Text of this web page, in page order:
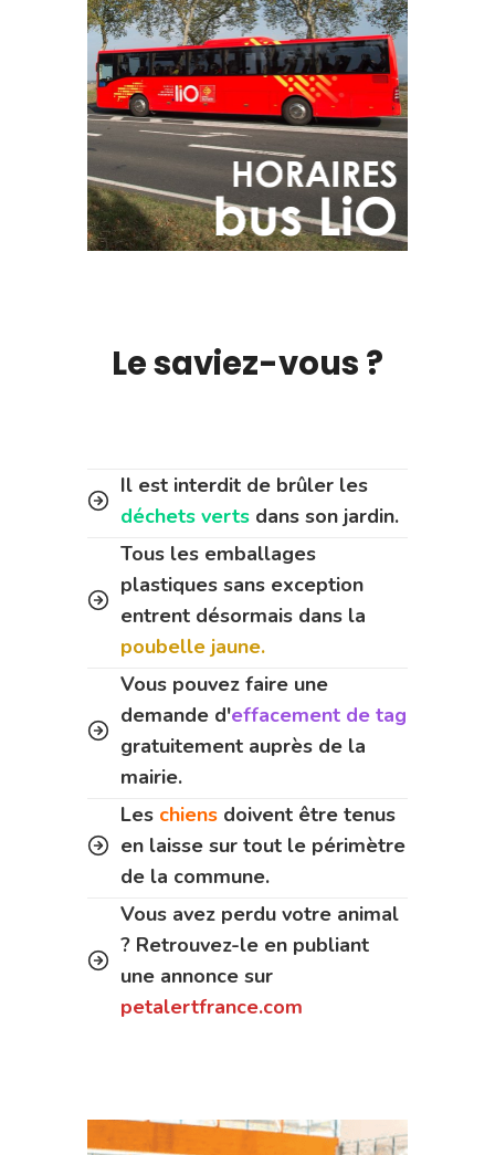
Le saviez-vous ?
Il est interdit de brûler les
déchets verts dans son jardin.
Tous les emballages
plastiques sans exception
entrent désormais dans la
poubelle jaune.
Vous pouvez faire une
demande d'effacement de tag
gratuitement auprès de la
mairie.
Les chiens doivent être tenus
en laisse sur tout le périmètre
de la commune.
Vous avez perdu votre animal
? Retrouvez-le en publiant
une annonce sur
petalertfrance.com